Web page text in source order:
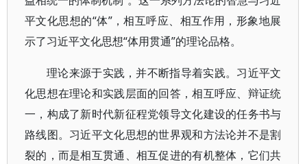
平文化思想的“体”，相互呼应、相互作用，形象地展
示了习近平文化思想“体用贯通”的理论品格。
理论来源于实践，并不断指导着实践。习近平文
化思想在理论和实践层面的回答，相互呼应、辩证统
一，构成了新时代新征程党领导文化建设的任务书与
路线图。习近平文化思想的世界观和方法论并不是割
裂的，而是相互贯通、相互促进的有机整体，它们共